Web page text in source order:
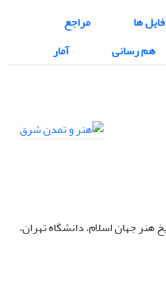
فایل ها
مراجع
هم رسانی
آمار
جهان اسلام، دانشگاه تهران،